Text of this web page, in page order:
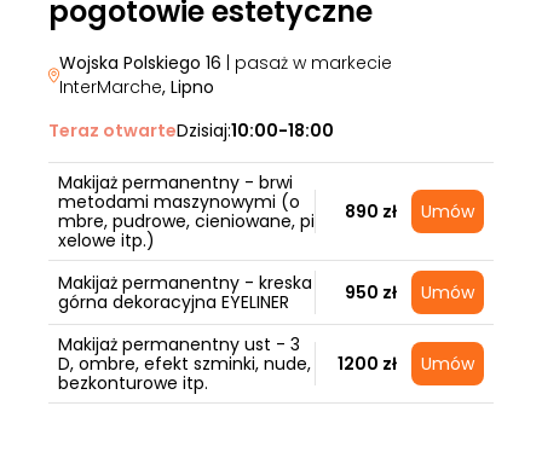
pogotowie estetyczne
Wojska Polskiego 16 | pasaż w markecie
InterMarche, Lipno
Teraz otwarteDzisiaj:10:00-18:00
Makijaż permanentny - brwi
metodami maszynowymi (o
mbre, pudrowe, cieniowane, pi
xelowe itp.)
890 zł Umów
Makijaż permanentny - kreska
górna dekoracyjna EYELINER
950 zł Umów
Makijaż permanentny ust - 3
D, ombre, efekt szminki, nude,
bezkonturowe itp.
1200 zł Umów